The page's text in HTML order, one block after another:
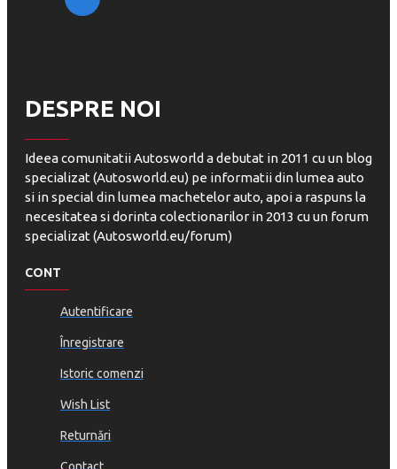
DESPRE NOI
Ideea comunitatii Autosworld a debutat in 2011 cu un blog
specializat (Autosworld.eu) pe informatii din lumea auto
si in special din lumea machetelor auto, apoi a raspuns la
necesitatea si dorinta colectionarilor in 2013 cu un forum
specializat (Autosworld.eu/forum)
CONT
Autentificare
Înregistrare
Istoric comenzi
Wish List
Returnări